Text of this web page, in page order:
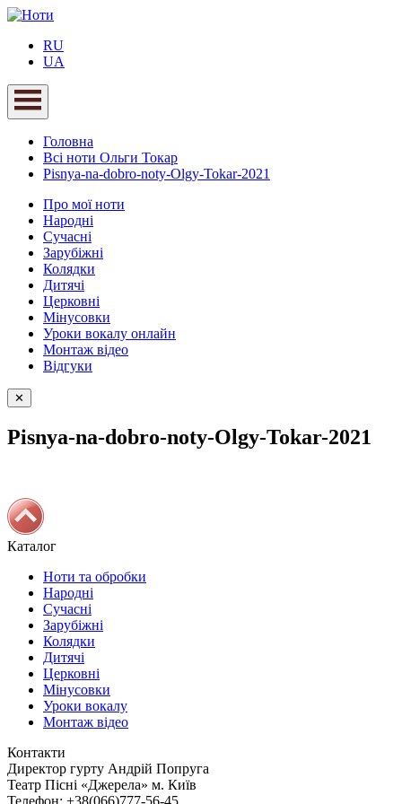
RU
UA
Головна
Всі ноти Ольги Токар
Pisnya-na-dobro-noty-Olgy-Tokar-2021
Про мої ноти
Народні
Сучасні
Зарубіжні
Колядки
Дитячі
Церковні
Мінусовки
Уроки вокалу онлайн
Монтаж відео
Відгуки
✕
Pisnya-na-dobro-noty-Olgy-Tokar-2021
Каталог
Ноти та обробки
Народні
Сучасні
Зарубіжні
Колядки
Дитячі
Церковні
Мінусовки
Уроки вокалу
Монтаж відео
Контакти
Директор гурту Андрій Попруга
Театр Пісні «Джерела» м. Київ
Телефон: +38(066)777-56-45